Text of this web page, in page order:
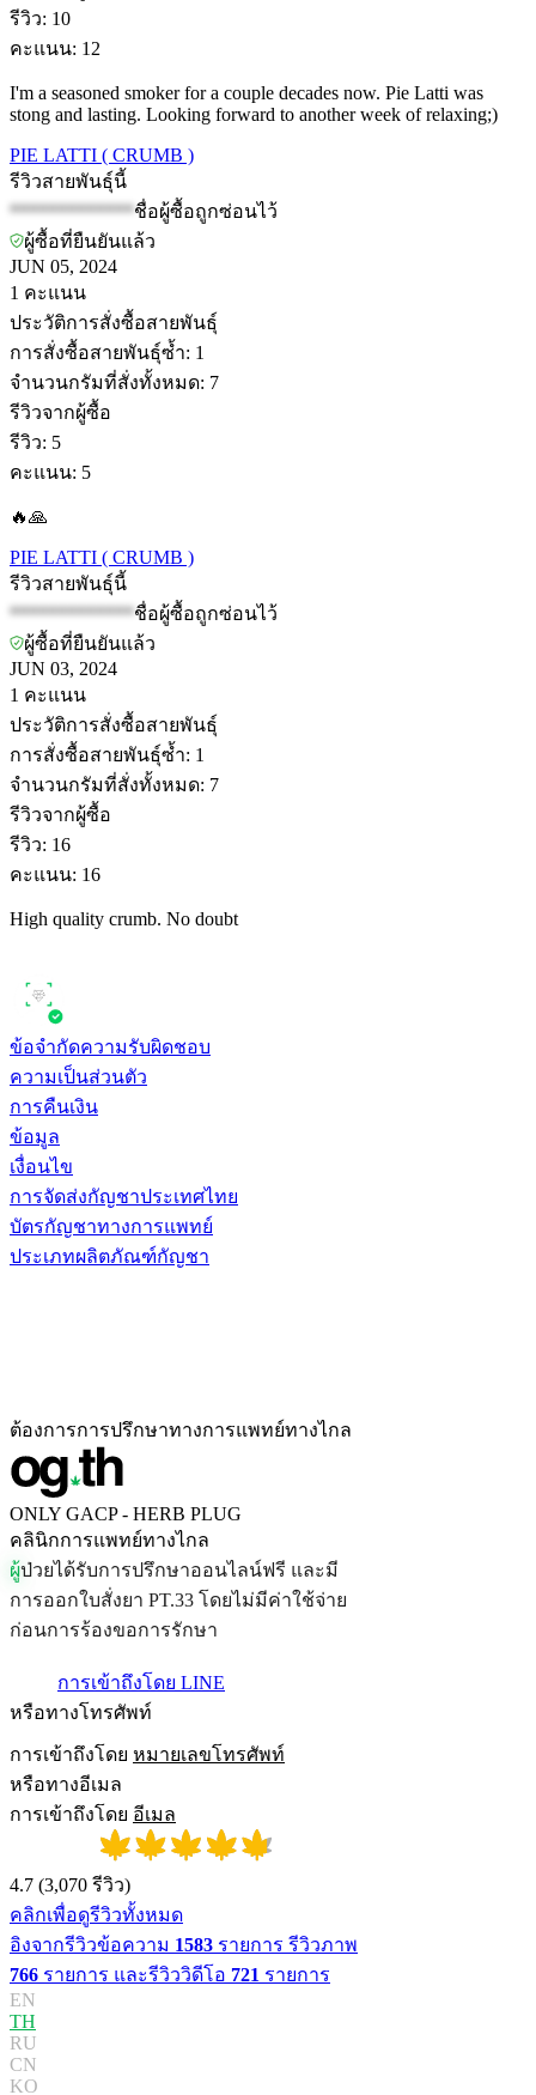
รีวิว: 10
คะแนน: 12
I'm a seasoned smoker for a couple decades now. Pie Latti was
stong and lasting. Looking forward to another week of relaxing;)
PIE LATTI ( CRUMB )
รีวิวสายพันธุ์นี้
*************ชื่อผู้ซื้อถูกซ่อนไว้
ผู้ซื้อที่ยืนยันแล้ว
JUN 05, 2024
1 คะแนน
ประวัติการสั่งซื้อสายพันธุ์
การสั่งซื้อสายพันธุ์ซ้ำ: 1
จำนวนกรัมที่สั่งทั้งหมด: 7
รีวิวจากผู้ซื้อ
รีวิว: 5
คะแนน: 5
🔥🙏
PIE LATTI ( CRUMB )
รีวิวสายพันธุ์นี้
*************ชื่อผู้ซื้อถูกซ่อนไว้
ผู้ซื้อที่ยืนยันแล้ว
JUN 03, 2024
1 คะแนน
ประวัติการสั่งซื้อสายพันธุ์
การสั่งซื้อสายพันธุ์ซ้ำ: 1
จำนวนกรัมที่สั่งทั้งหมด: 7
รีวิวจากผู้ซื้อ
รีวิว: 16
คะแนน: 16
High quality crumb. No doubt
ข้อจำกัดความรับผิดชอบ
ความเป็นส่วนตัว
การคืนเงิน
ข้อมูล
เงื่อนไข
การจัดส่งกัญชาประเทศไทย
บัตรกัญชาทางการแพทย์
ประเภทผลิตภัณฑ์กัญชา
ต้องการการปรึกษาทางการแพทย์ทางไกล
ONLY GACP - HERB PLUG
คลินิกการแพทย์ทางไกล
ผปวยไดรบการปรกษาออนไลนฟร และม
การออกใบสงยา PT.33 โดยไมมคาใชจาย
กอนการรองขอการรกษา
การเข้าถึงโดย LINE
หรือทางโทรศัพท์
การเข้าถึงโดย หมายเลขโทรศัพท์
หรือทางอีเมล
การเข้าถึงโดย อีเมล
4.7 (3,070 รีวิว)
คลิกเพื่อดูรีวิวทั้งหมด
อิงจากรีวิวข้อความ 1583 รายการ รีวิวภาพ
766 รายการ และรีวิววิดีโอ 721 รายการ
EN
TH
RU
CN
KO